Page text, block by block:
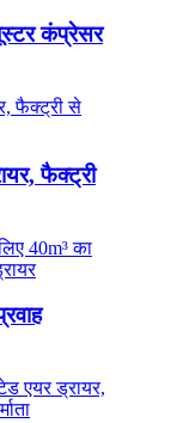
कंप्रेसर
फैक्ट्री